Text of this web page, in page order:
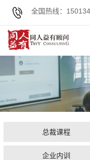
全国热线：
总裁课程
企业内训